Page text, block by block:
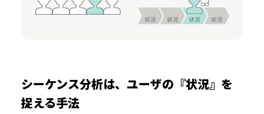
シーケンス分析は、ユーザの『状況』を
捉える手法